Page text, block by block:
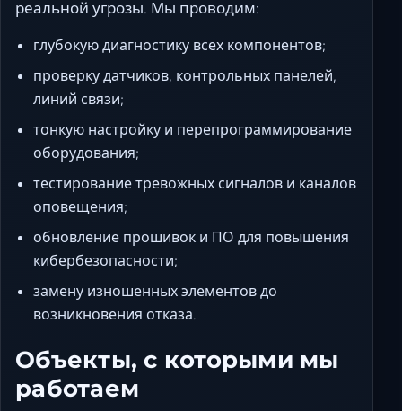
реальной угрозы. Мы проводим:
глубокую диагностику всех компонентов;
проверку датчиков, контрольных панелей,
линий связи;
тонкую настройку и перепрограммирование
оборудования;
тестирование тревожных сигналов и каналов
оповещения;
обновление прошивок и ПО для повышения
кибербезопасности;
замену изношенных элементов до
возникновения отказа.
Объекты, с которыми мы
работаем